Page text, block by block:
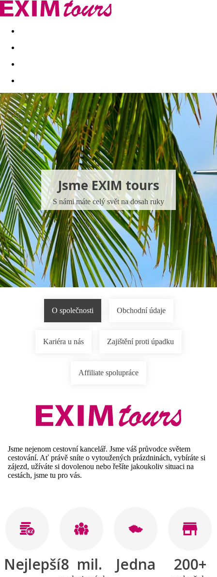
Akční nabídky Last minute
Jsme EXIM tours
S námi máte celý svět na dosah ruky
O společnosti Obchodní údaje
Kariéra u nás Zajištění proti úpadku
Affiliate spolupráce
Jsme nejenom cestovní kancelář. Jsme váš průvodce světem
cestování. Ať právě sníte o vytoužených prázdninách, vybíráte si
zájezd, užíváte si dovolenou nebo řešíte jakoukoliv situaci na
cestách, jsme tu pro vás.
Nejlepší8 mil.
Jedna
200+